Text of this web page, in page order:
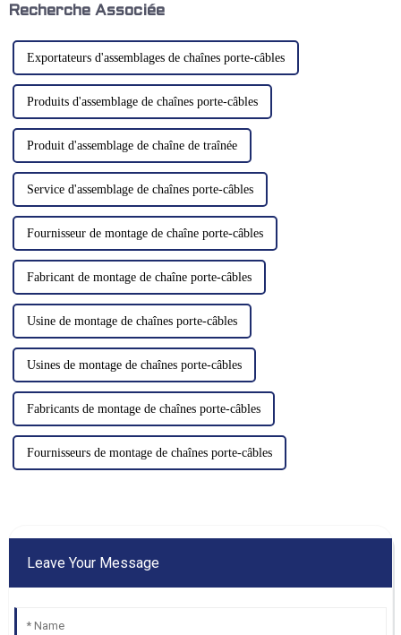
Recherche Associée
Exportateurs d'assemblages de chaînes porte-câbles
Produits d'assemblage de chaînes porte-câbles
Produit d'assemblage de chaîne de traînée
Service d'assemblage de chaînes porte-câbles
Fournisseur de montage de chaîne porte-câbles
Fabricant de montage de chaîne porte-câbles
Usine de montage de chaînes porte-câbles
Usines de montage de chaînes porte-câbles
Fabricants de montage de chaînes porte-câbles
Fournisseurs de montage de chaînes porte-câbles
Leave Your Message